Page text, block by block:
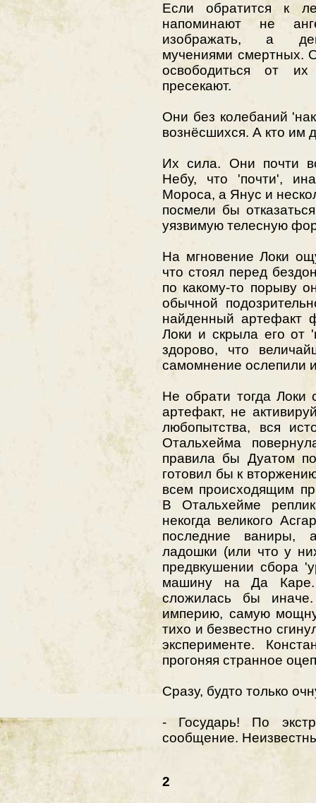
Если обратится к
напоминают не
изображать, а
мучениями смертных.
освободиться от
пресекают.
Они без колебаний
вознёсшихся. А кто им
Их сила. Они почти
Небу, что 'почти',
Мороса, а Янус и
посмели бы
уязвимую телесную
На мгновение Локи
что стоял перед
по какому-то порыву
обычной
найденный артефакт
Локи и скрыла его от
здорово, что
самомнение ослепили
Не обрати тогда Локи
артефакт, не
любопытства, вся
Отальхейма
правила бы Дуатом
готовил бы к
всем происходящим
В Отальхейме
некогда великого
последние ваниры,
ладошки (или что у
предвкушении сбора
машину на Да
сложилась бы
империю, самую
тихо и безвестно
эксперименте.
прогоняя странное
Сразу, будто только
- Государь! По
сообщение.
2